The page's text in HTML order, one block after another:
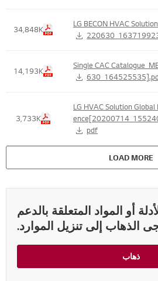
LG BECON HVAC
34,848K
Single CAC
14,193K
LG HVAC Solution Global
pdf
3,733K
LOAD MORE
أو المواد المتعلقة بالدعم
الذهاب إلى تنزيل الموارد.
ذهاب